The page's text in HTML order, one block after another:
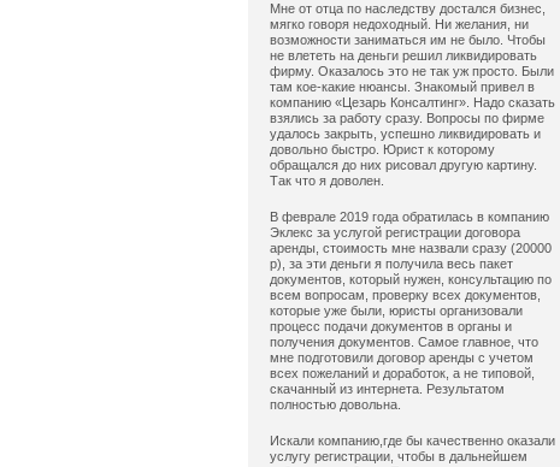
Мне от отца по наследству достался бизнес,
мягко говоря недоходный. Ни желания, ни
возможности заниматься им не было. Чтобы
не влететь на деньги решил ликвидировать
фирму. Оказалось это не так уж просто. Были
там кое-какие нюансы. Знакомый привел в
компанию «Цезарь Консалтинг». Надо сказать
взялись за работу сразу. Вопросы по фирме
удалось закрыть, успешно ликвидировать и
довольно быстро. Юрист к которому
обращался до них рисовал другую картину.
Так что я доволен.
В феврале 2019 года обратилась в компанию
Эклекс за услугой регистрации договора
аренды, стоимость мне назвали сразу (20000
р), за эти деньги я получила весь пакет
документов, который нужен, консультацию по
всем вопросам, проверку всех документов,
которые уже были, юристы организовали
процесс подачи документов в органы и
получения документов. Самое главное, что
мне подготовили договор аренды с учетом
всех пожеланий и доработок, а не типовой,
скачанный из интернета. Результатом
полностью довольна.
Искали компанию,где бы качественно оказали
услугу регистрации, чтобы в дальнейшем